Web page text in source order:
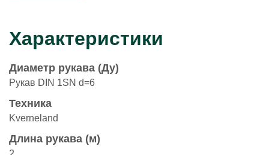
Характеристики
Диаметр рукава (Ду)
Рукав DIN 1SN d=6
Техника
Kverneland
Длина рукава (м)